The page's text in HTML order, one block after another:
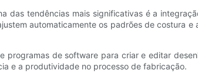
das tendências mais significativas é a
automaticamente os padrões de costura e
programas de software para criar e editar
e a produtividade no processo de fabricação.